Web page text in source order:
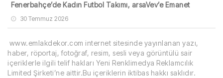
Fenerbahçe’de Kadın Futbol Takımı, arsaVev’e Emanet
30 Temmuz 2026
www.emlakdekor.com internet sitesinde yayınlanan yazı,
haber, röportaj, fotoğraf, resim, sesli veya görüntülü sair
içeriklerle ilgili telif hakları Yeni Renklimedya Reklamcılık
Limited Şirketi’ne aittir.Bu içeriklerin iktibas hakkı saklıdır.